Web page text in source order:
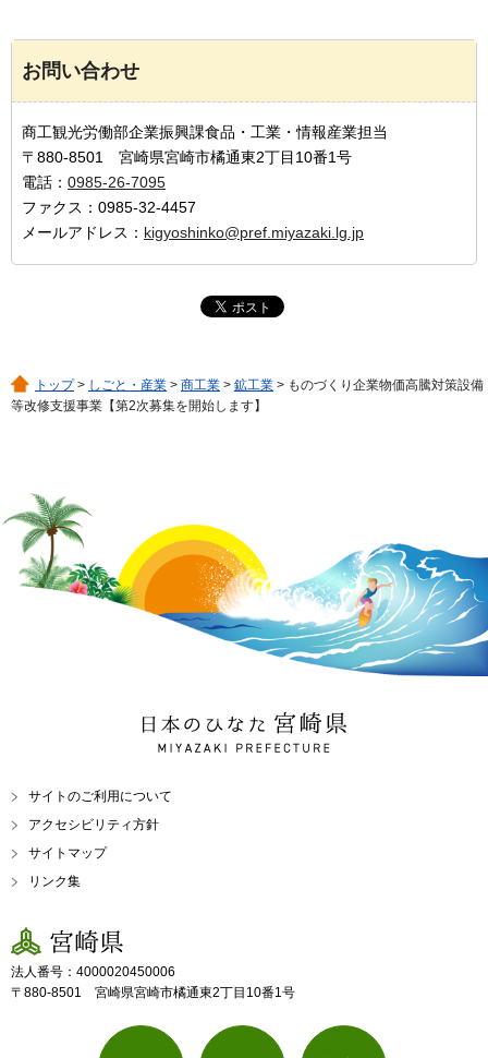
お問い合わせ
商工観光労働部企業振興課食品・工業・情報産業担当
〒880-8501 宮崎県宮崎市橘通東2丁目10番1号
電話： 0985-26-7095
ファクス：0985-32-4457
メールアドレス： kigyoshinko@pref.miyazaki.lg.jp
トップ> しごと・産業 > 商工業 > 鉱工業 > ものづくり企業物価高騰対策設備
等改修支援事業【第2次募集を開始します】
日本のひなた 宮崎県
MIYAZAKI PREFECTURE
サイトのご利用について
アクセシビリティ方針
サイトマップ
リンク集
宮崎県
法人番号：4000020450006
〒880-8501 宮崎県宮崎市橘通東2丁目10番1号